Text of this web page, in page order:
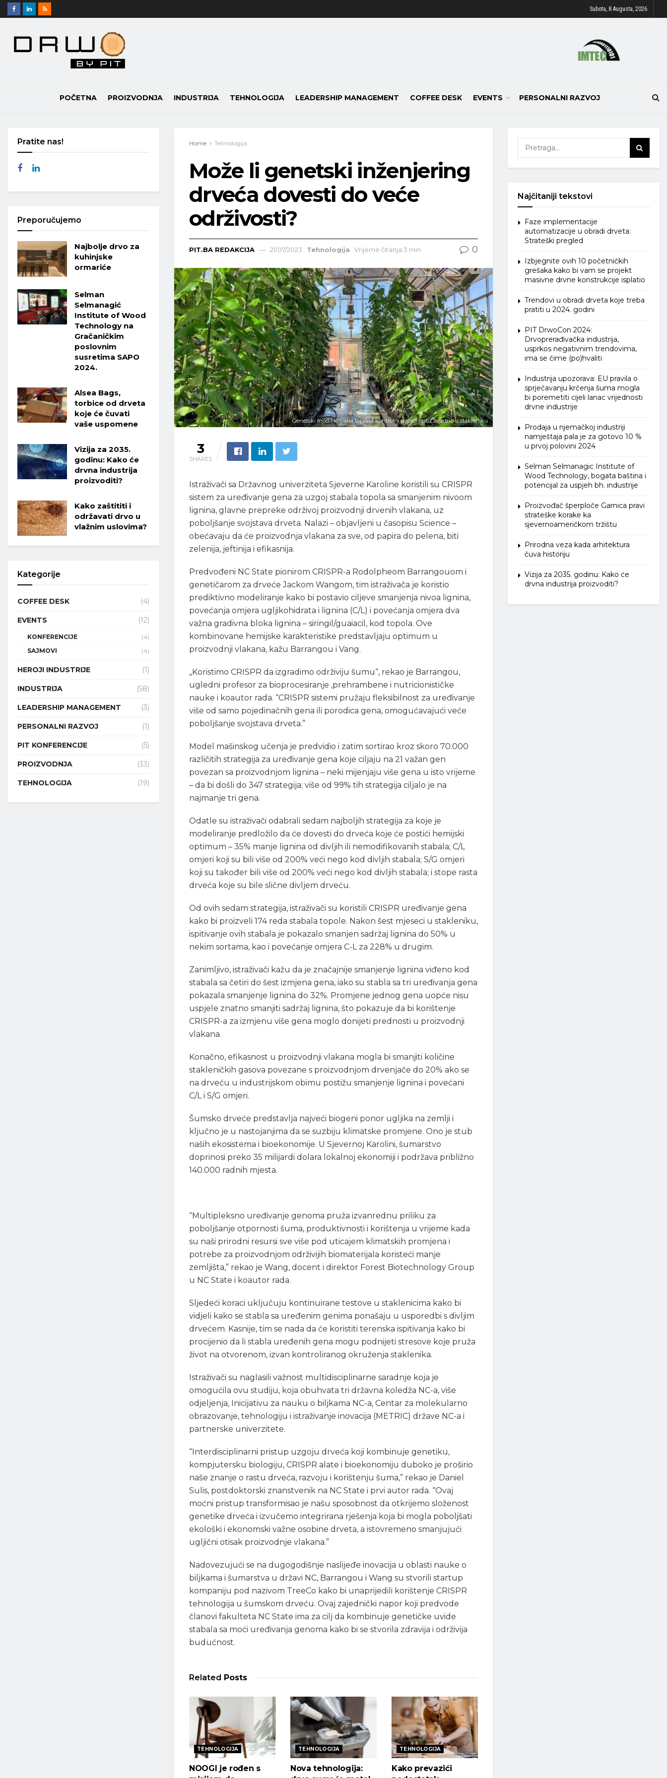
Subota, 8 Augusta, 2026
POČETNA PROIZVODNJA INDUSTRIJA TEHNOLOGIJA LEADERSHIP MANAGEMENT COFFEE DESK EVENTS PERSONALNI RAZVOJ
Home Tehnologija
Može li genetski inženjering
drveća dovesti do veće
održivosti?
PIT.BA REDAKCIJA 21/07/2023 Tehnologija Vrijeme čitanja:3 min 0
Genetski modifikovana topola i kontrolni uzorci rastu zajedno u stakleniku
3
SHARES
Istraživači sa Državnog univerziteta Sjeverne Karoline koristili su CRISPR
sistem za uređivanje gena za uzgoj stabala topola sa smanjenim nivoom
lignina, glavne prepreke održivoj proizvodnji drvenih vlakana, uz
poboljšanje svojstava drveta. Nalazi – objavljeni u časopisu Science –
obećavaju da će proizvodnja vlakana za sve, od papira do pelena, biti
zelenija, jeftinija i efikasnija.
Predvođeni NC State pionirom CRISPR-a Rodolpheom Barrangouom i
genetičarom za drveće Jackom Wangom, tim istraživača je koristio
prediktivno modeliranje kako bi postavio ciljeve smanjenja nivoa lignina,
povećanja omjera ugljikohidrata i lignina (C/L) i povećanja omjera dva
važna gradivna bloka lignina – siringil/guaiacil, kod topola. Ove
kombinovane hemijske karakteristike predstavljaju optimum u
proizvodnji vlakana, kažu Barrangou i Vang.
„Koristimo CRISPR da izgradimo održiviju šumu“, rekao je Barrangou,
ugledni profesor za bioprocesiranje ,prehrambene i nutricionističke
nauke i koautor rada. “CRISPR sistemi pružaju fleksibilnost za uređivanje
više od samo pojedinačnih gena ili porodica gena, omogućavajući veće
poboljšanje svojstava drveta.”
Model mašinskog učenja je predvidio i zatim sortirao kroz skoro 70.000
različitih strategija za uređivanje gena koje ciljaju na 21 važan gen
povezan sa proizvodnjom lignina – neki mijenjaju više gena u isto vrijeme
– da bi došli do 347 strategija; više od 99% tih strategija ciljalo je na
najmanje tri gena.
Odatle su istraživači odabrali sedam najboljih strategija za koje je
modeliranje predložilo da će dovesti do drveća koje će postići hemijski
optimum – 35% manje lignina od divljih ili nemodifikovanih stabala; C/L
omjeri koji su bili više od 200% veći nego kod divljih stabala; S/G omjeri
koji su također bili više od 200% veći nego kod divljih stabala; i stope rasta
drveća koje su bile slične divljem drveću.
Od ovih sedam strategija, istraživači su koristili CRISPR uređivanje gena
kako bi proizveli 174 reda stabala topole. Nakon šest mjeseci u stakleniku,
ispitivanje ovih stabala je pokazalo smanjen sadržaj lignina do 50% u
nekim sortama, kao i povećanje omjera C-L za 228% u drugim.
Zanimljivo, istraživači kažu da je značajnije smanjenje lignina viđeno kod
stabala sa četiri do šest izmjena gena, iako su stabla sa tri uređivanja gena
pokazala smanjenje lignina do 32%. Promjene jednog gena uopće nisu
uspjele znatno smanjiti sadržaj lignina, što pokazuje da bi korištenje
CRISPR-a za izmjenu više gena moglo donijeti prednosti u proizvodnji
vlakana.
Konačno, efikasnost u proizvodnji vlakana mogla bi smanjiti količine
stakleničkih gasova povezane s proizvodnjom drvenjače do 20% ako se
na drveću u industrijskom obimu postižu smanjenje lignina i povećani
C/L i S/G omjeri.
Šumsko drveće predstavlja najveći biogeni ponor ugljika na zemlji i
ključno je u nastojanjima da se suzbiju klimatske promjene. Ono je stub
naših ekosistema i bioekonomije. U Sjevernoj Karolini, šumarstvo
doprinosi preko 35 milijardi dolara lokalnoj ekonomiji i podržava približno
140.000 radnih mjesta.
“Multipleksno uređivanje genoma pruža izvanrednu priliku za
poboljšanje otpornosti šuma, produktivnosti i korištenja u vrijeme kada
su naši prirodni resursi sve više pod uticajem klimatskih promjena i
potrebe za proizvodnjom održivijih biomaterijala koristeći manje
zemljišta,” rekao je Wang, docent i direktor Forest Biotechnology Group
u NC State i koautor rada.
Sljedeći koraci uključuju kontinuirane testove u staklenicima kako bi
vidjeli kako se stabla sa uređenim genima ponašaju u usporedbi s divljim
drvećem. Kasnije, tim se nada da će koristiti terenska ispitivanja kako bi
procijenio da li stabla uređenih gena mogu podnijeti stresove koje pruža
život na otvorenom, izvan kontroliranog okruženja staklenika.
Istraživači su naglasili važnost multidisciplinarne saradnje koja je
omogućila ovu studiju, koja obuhvata tri državna koledža NC-a, više
odjeljenja, Inicijativu za nauku o biljkama NC-a, Centar za molekularno
obrazovanje, tehnologiju i istraživanje inovacija (METRIC) države NC-a i
partnerske univerzitete.
“Interdisciplinarni pristup uzgoju drveća koji kombinuje genetiku,
kompjutersku biologiju, CRISPR alate i bioekonomiju duboko je proširio
naše znanje o rastu drveća, razvoju i korištenju šuma,” rekao je Daniel
Sulis, postdoktorski znanstvenik na NC State i prvi autor rada. “Ovaj
moćni pristup transformisao je našu sposobnost da otkrijemo složenost
genetike drveća i izvučemo integrirana rješenja koja bi mogla poboljšati
ekološki i ekonomski važne osobine drveta, a istovremeno smanjujući
ugljični otisak proizvodnje vlakana.”
Nadovezujući se na dugogodišnje naslijeđe inovacija u oblasti nauke o
biljkama i šumarstva u državi NC, Barrangou i Wang su stvorili startup
kompaniju pod nazivom TreeCo kako bi unaprijedili korištenje CRISPR
tehnologija u šumskom drveću. Ovaj zajednički napor koji predvode
članovi fakulteta NC State ima za cilj da kombinuje genetičke uvide
stabala sa moći uređivanja genoma kako bi se stvorila zdravija i održivija
budućnost.
Related Posts
TEHNOLOGIJA
NOOGI je rođen s
TEHNOLOGIJA
Nova tehnologija:
TEHNOLOGIJA
Kako prevazići
Pratite nas!
Preporučujemo
Najbolje drvo za
kuhinjske
ormariće
Selman
Selmanagić
Institute of Wood
Technology na
Gračaničkim
poslovnim
susretima SAPO
2024.
Alsea Bags,
torbice od drveta
koje će čuvati
vaše uspomene
Vizija za 2035.
godinu: Kako će
drvna industrija
proizvoditi?
Kako zaštititi i
održavati drvo u
vlažnim uslovima?
Kategorije
COFFEE DESK (4)
EVENTS (12)
KONFERENCIJE
(4)
SAJMOVI
(4)
HEROJI INDUSTRIJE (1)
INDUSTRIJA (58)
LEADERSHIP MANAGEMENT (3)
PERSONALNI RAZVOJ (1)
PIT KONFERENCIJE (5)
PROIZVODNJA (33)
TEHNOLOGIJA (19)
Najčitaniji tekstovi
Faze implementacije
automatizacije u obradi drveta:
Strateški pregled
Izbjegnite ovih 10 početničkih
grešaka kako bi vam se projekt
masivne drvne konstrukcije isplatio
Trendovi u obradi drveta koje treba
pratiti u 2024. godini
PIT DrwoCon 2024:
Drvoprerađivačka industrija,
usprkos negativnim trendovima,
ima se čime (po)hvaliti
Industrija upozorava: EU pravila o
sprječavanju krčenja šuma mogla
bi poremetiti cijeli lanac vrijednosti
drvne industrije
Prodaja u njemačkoj industriji
namještaja pala je za gotovo 10 %
u prvoj polovini 2024
Selman Selmanagic Institute of
Wood Technology, bogata baština i
potencijal za uspjeh bh. industrije
Proizvođač šperploče Garnica pravi
strateške korake ka
sjevernoameričkom tržištu
Prirodna veza kada arhitektura
čuva historiju
Vizija za 2035. godinu: Kako će
drvna industrija proizvoditi?